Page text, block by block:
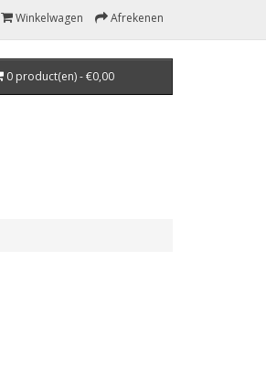
Winkelwagen Afrekenen
0 product(en) - €0,00